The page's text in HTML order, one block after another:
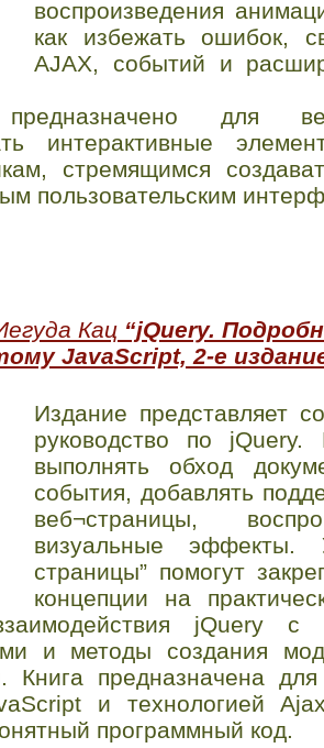
воспроизведения
как избежать ошибок,
AJAX, событий и
для
интерактивные
стремящимся
пользовательским
Кац “jQuery.
JavaScript, 2-е
Издание представляет
руководство по jQuery.
выполнять обход
события, добавлять
веб¬страницы,
визуальные эффекты.
страницы” помогут
концепции на
jQuery с
и методы создания
Книга предназначена
и технологией
программный код.